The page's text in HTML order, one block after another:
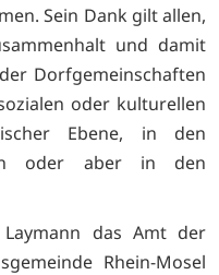
Sein Dank gilt allen,
und damit
Dorfgemeinschaften
oder kulturellen
Ebene, in den
oder aber in den
das Amt der
Rhein-Mosel